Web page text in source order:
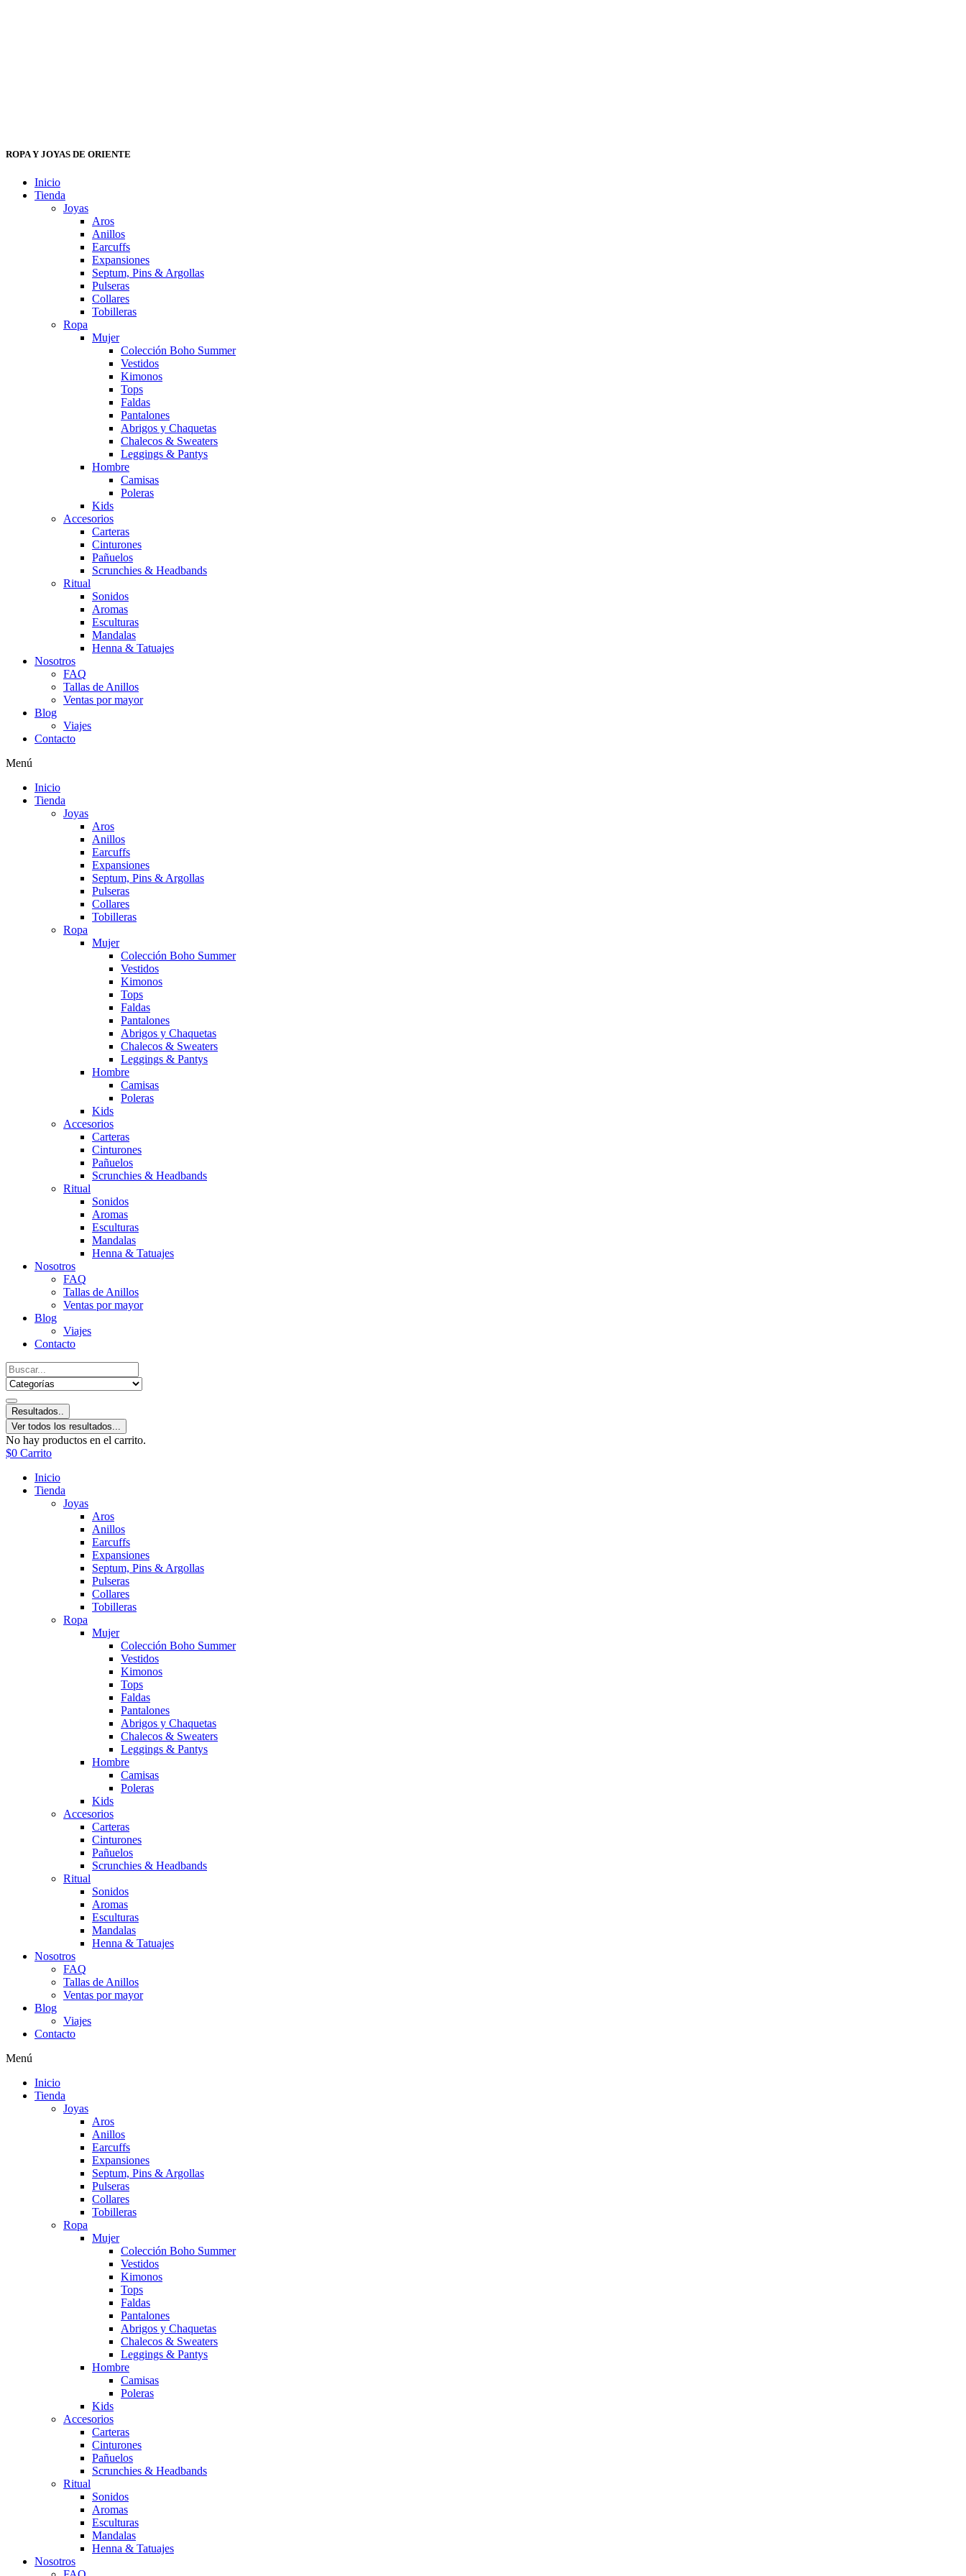
ROPA Y JOYAS DE ORIENTE
Inicio
Tienda
Joyas
Aros
Anillos
Earcuffs
Expansiones
Septum, Pins & Argollas
Pulseras
Collares
Tobilleras
Ropa
Mujer
Colección Boho Summer
Vestidos
Kimonos
Tops
Faldas
Pantalones
Abrigos y Chaquetas
Chalecos & Sweaters
Leggings & Pantys
Hombre
Camisas
Poleras
Kids
Accesorios
Carteras
Cinturones
Pañuelos
Scrunchies & Headbands
Ritual
Sonidos
Aromas
Esculturas
Mandalas
Henna & Tatuajes
Nosotros
FAQ
Tallas de Anillos
Ventas por mayor
Blog
Viajes
Contacto
Menú
Inicio
Tienda
Joyas
Aros
Anillos
Earcuffs
Expansiones
Septum, Pins & Argollas
Pulseras
Collares
Tobilleras
Ropa
Mujer
Colección Boho Summer
Vestidos
Kimonos
Tops
Faldas
Pantalones
Abrigos y Chaquetas
Chalecos & Sweaters
Leggings & Pantys
Hombre
Camisas
Poleras
Kids
Accesorios
Carteras
Cinturones
Pañuelos
Scrunchies & Headbands
Ritual
Sonidos
Aromas
Esculturas
Mandalas
Henna & Tatuajes
Nosotros
FAQ
Tallas de Anillos
Ventas por mayor
Blog
Viajes
Contacto
Resultados..
Ver todos los resultados...
No hay productos en el carrito.
$0 Carrito
Inicio
Tienda
Joyas
Aros
Anillos
Earcuffs
Expansiones
Septum, Pins & Argollas
Pulseras
Collares
Tobilleras
Ropa
Mujer
Colección Boho Summer
Vestidos
Kimonos
Tops
Faldas
Pantalones
Abrigos y Chaquetas
Chalecos & Sweaters
Leggings & Pantys
Hombre
Camisas
Poleras
Kids
Accesorios
Carteras
Cinturones
Pañuelos
Scrunchies & Headbands
Ritual
Sonidos
Aromas
Esculturas
Mandalas
Henna & Tatuajes
Nosotros
FAQ
Tallas de Anillos
Ventas por mayor
Blog
Viajes
Contacto
Menú
Inicio
Tienda
Joyas
Aros
Anillos
Earcuffs
Expansiones
Septum, Pins & Argollas
Pulseras
Collares
Tobilleras
Ropa
Mujer
Colección Boho Summer
Vestidos
Kimonos
Tops
Faldas
Pantalones
Abrigos y Chaquetas
Chalecos & Sweaters
Leggings & Pantys
Hombre
Camisas
Poleras
Kids
Accesorios
Carteras
Cinturones
Pañuelos
Scrunchies & Headbands
Ritual
Sonidos
Aromas
Esculturas
Mandalas
Henna & Tatuajes
Nosotros